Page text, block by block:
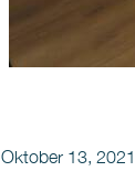
Oktober 13, 2021